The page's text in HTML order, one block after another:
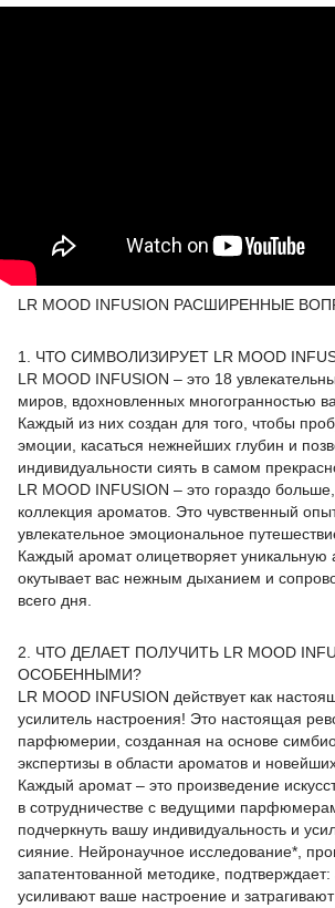
LR MOOD INFUSION РАСШИРЕННЫЕ
1. ЧТО СИМВОЛИЗИРУЕТ LR MOOD
LR MOOD INFUSION – это 18
миров, вдохновленных многогранностью
Каждый из них создан для того, чтобы
эмоции, касаться нежнейших глубин и
индивидуальности сиять в самом
LR MOOD INFUSION – это гораздо
коллекция ароматов. Это чувственный
увлекательное эмоциональное
Каждый аромат олицетворяет уникальную
окутывает вас нежным дыханием и
всего дня.
2. ЧТО ДЕЛАЕТ ПОЛУЧИТЬ LR MOOD
ОСОБЕННЫМИ?
LR MOOD INFUSION действует как
усилитель настроения! Это настоящая
парфюмерии, созданная на основе
экспертизы в области ароматов и
Каждый аромат – это произведение
в сотрудничестве с ведущими
подчеркнуть вашу индивидуальность и
сияние. Нейронаучное исследование*,
запатентованной методике,
усиливают ваше настроение и